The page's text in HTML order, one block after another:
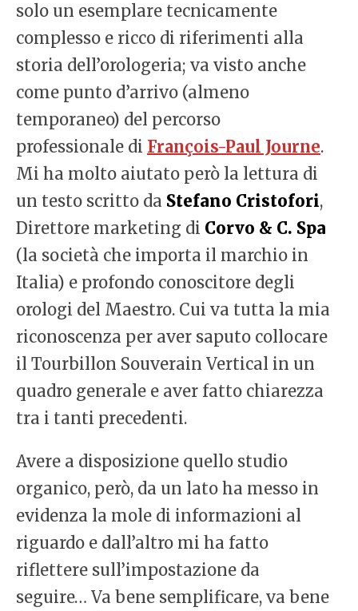
solo un esemplare tecnicamente
complesso e ricco di riferimenti alla
storia dell’orologeria; va visto anche
come punto d’arrivo (almeno
temporaneo) del percorso
professionale di François-Paul Journe.
Mi ha molto aiutato però la lettura di
un testo scritto da Stefano Cristofori,
Direttore marketing di Corvo & C. Spa
(la società che importa il marchio in
Italia) e profondo conoscitore degli
orologi del Maestro. Cui va tutta la mia
riconoscenza per aver saputo collocare
il Tourbillon Souverain Vertical in un
quadro generale e aver fatto chiarezza
tra i tanti precedenti.
Avere a disposizione quello studio
organico, però, da un lato ha messo in
evidenza la mole di informazioni al
riguardo e dall’altro mi ha fatto
riflettere sull’impostazione da
seguire… Va bene semplificare, va bene